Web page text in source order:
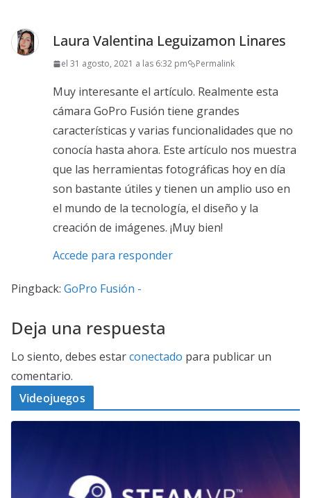
Laura Valentina Leguizamon Linares
el 31 agosto, 2021 a las 6:32 pm Permalink
Muy interesante el artículo. Realmente esta
cámara GoPro Fusión tiene grandes
características y varias funcionalidades que no
conocía hasta ahora. Este artículo nos muestra
que las herramientas fotográficas hoy en día
son bastante útiles y tienen un amplio uso en
el mundo de la tecnología, el diseño y la
creación de imágenes. ¡Muy bien!
Accede para responder
Pingback: GoPro Fusión -
Deja una respuesta
Lo siento, debes estarconectado para publicar un
comentario.
Videojuegos